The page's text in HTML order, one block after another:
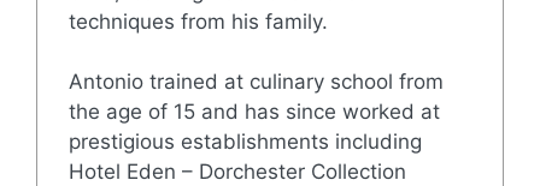
techniques from his family.
Antonio trained at culinary school from
the age of 15 and has since worked at
prestigious establishments including
Hotel Eden – Dorchester Collection